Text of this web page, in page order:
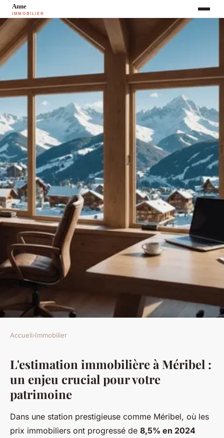
Estimation immobilière à
méribel : un service sur
mesure
odette •5 décembre 2025•8 min de lecture
Accueil›Immobilier
L'estimation immobilière à Méribel :
un enjeu crucial pour votre
patrimoine
Dans une station prestigieuse comme Méribel, où les
prix immobiliers ont progressé de 8,5% en 2024